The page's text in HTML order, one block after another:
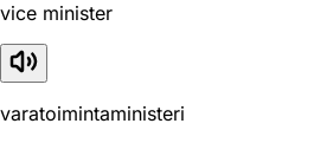
vice minister
varatoimintaministeri